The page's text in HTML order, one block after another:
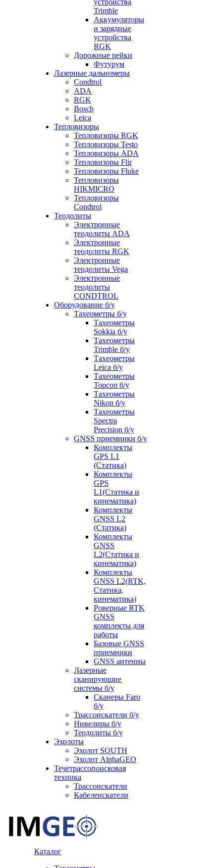
устройства
Trimble
Аккумуляторы
и зарядные
устройства
RGK
Дорожные рейки
Футурум
Лазерные дальномеры
Condtrol
ADA
RGK
Bosch
Leica
Тепловизоры
Тепловизоры RGK
Тепловизоры Testo
Тепловизоры ADA
Тепловизоры Flir
Тепловизоры Fluke
Тепловизоры
HIKMICRO
Тепловизоры
Condtrol
Теодолиты
Электронные
теодолиты ADA
Электронные
теодолиты RGK
Электронные
теодолиты Vega
Электронные
теодолиты
CONDTROL
Оборудование б/у
Тахеометры б/у
Тахеометры
Sokkia б/у
Тахеометры
Trimble б/у
Тахеометры
Leica б/у
Тахеометры
Topcon б/у
Тахеометры
Nikon б/у
Тахеометры
Spectra
Precision б/у
GNSS приемники б/у
Комплекты
GPS L1
(Статика)
Комплекты
GPS
L1(Статика и
кинематика)
Комплекты
GNSS L2
(Статика)
Комплекты
GNSS
L2(Статика и
кинематика)
Комплекты
GNSS L2(RTK,
Статика,
кинематика)
Роверные RTK
GNSS
комплекты для
работы
Базовые GNSS
приемники
GNSS антенны
Лазерные
сканирующие
системы б/у
Сканеры Faro
б/у
Трассоискатели б/у
Нивелиры б/у
Теодолиты б/у
Эхолоты
Эхолот SOUTH
Эхолот AlphaGEO
Течетрассопоисковая
техника
Трассоискатели
Кабелеискатели
Каталог